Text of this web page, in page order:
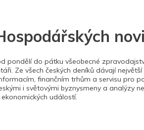
pondělí do pátku všeobecné
Ze všech českých deníků dávají
finančním trhům a servisu pro
i světovými byznysmeny a analýzy
ekonomických událostí.